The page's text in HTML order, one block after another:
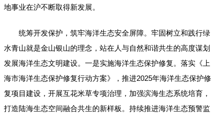
地事业在沪不断取得新发展。
统筹开发保护，筑牢海洋生态安全屏障。牢固树立和践行绿
水青山就是金山银山的理念，站在人与自然和谐共生的高度谋划
发展海洋生态文明建设。一是实施海洋生态保护修复。落实《上
海市海洋生态保护修复行动方案》，推进2025年海洋生态保护修
复项目建设，开展互花米草专项治理，加强滨海生态系统培育，
打造陆海生态空间融合共生的新样板。持续推进海洋生态预警监